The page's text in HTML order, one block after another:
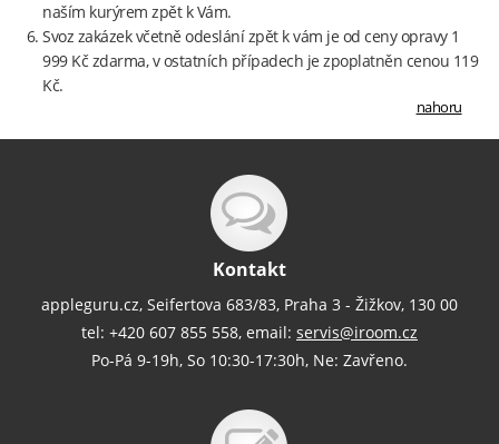
naším kurýrem zpět k Vám.
Svoz zakázek včetně odeslání zpět k vám je od ceny opravy 1
999 Kč zdarma, v ostatních případech je zpoplatněn cenou 119
Kč.
nahoru
Kontakt
appleguru.cz, Seifertova 683/83, Praha 3 - Žižkov, 130 00
tel: +420 607 855 558, email: servis@iroom.cz
Po-Pá 9-19h, So 10:30-17:30h, Ne: Zavřeno.